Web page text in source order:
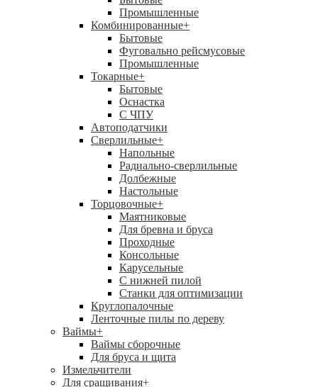
Промышленные
Комбинированные+
Бытовые
Фуговально рейсмусовые
Промышленные
Токарные+
Бытовые
Оснастка
С ЧПУ
Автоподатчики
Сверлильные+
Напольные
Радиально-сверлильные
Долбежные
Настольные
Торцовочные+
Маятниковые
Для бревна и бруса
Проходные
Консольные
Карусельные
С нижней пилой
Станки для оптимизации
Круглопалочные
Ленточные пилы по дереву
Ваймы+
Ваймы сборочные
Для бруса и щита
Измельчители
Для сращивания+